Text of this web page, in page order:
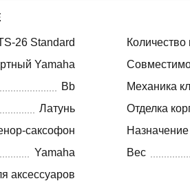
26 Standard
Yamaha
Bb
Латунь
саксофон
Yamaha
аксессуаров
Механика
Отделка
Назначение
Вес